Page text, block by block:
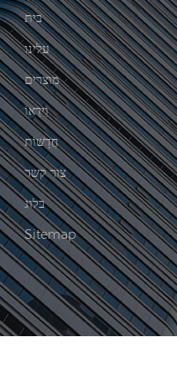
בית
עלינו
מוצרים
וִידֵאוֹ
חֲדָשׁוֹת
צור קשר
בלוג
Sitemap